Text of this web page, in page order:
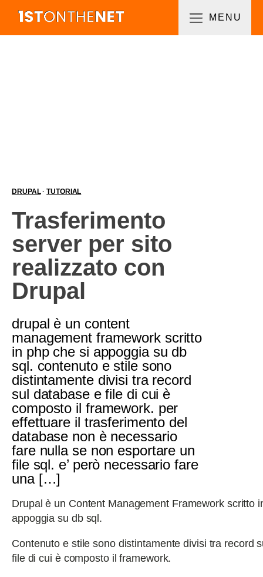
MENU
DRUPAL·TUTORIAL
Trasferimento
server per sito
realizzato con
Drupal
drupal è un content
management framework scritto
in php che si appoggia su db
sql. contenuto e stile sono
distintamente divisi tra record
sul database e file di cui è
composto il framework. per
effettuare il trasferimento del
database non è necessario
fare nulla se non esportare un
file sql. e’ però necessario fare
una […]
Drupal è un Content Management Framework scritto
appoggia su db sql.
Contenuto e stile sono distintamente divisi tra record
file di cui è composto il framework.